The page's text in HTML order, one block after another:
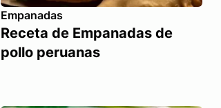
Empanadas
Receta de Empanadas de
pollo peruanas